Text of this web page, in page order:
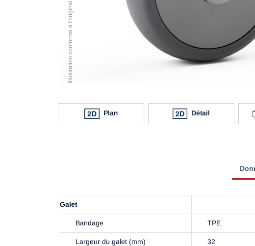
Illustration conforme à l'original
Plan Détail
Galet
Bandage TPE
Largeur du galet (mm) 32